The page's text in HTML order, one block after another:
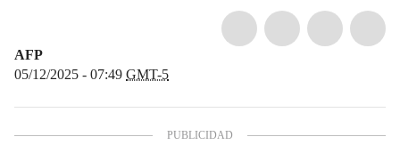
AFP
05/12/2025 - 07:49 GMT-5